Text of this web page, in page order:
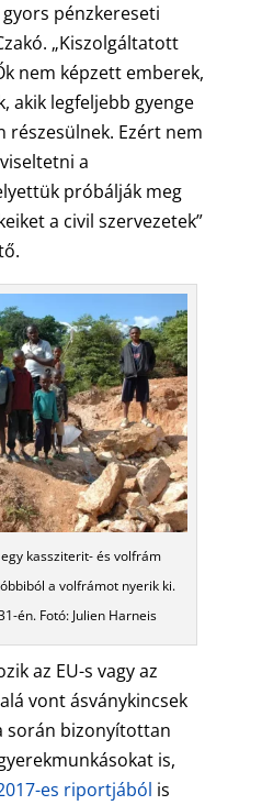
pénzkereseti
„Kiszolgáltatott
nem képzett emberek,
akik legfeljebb gyenge
Ezért nem
a
próbálják meg
a civil szervezetek”
kassziterit- és volfrám
a volfrámot nyerik ki.
én. Fotó: Julien Harneis
az EU-s vagy az
vont ásványkincsek
során bizonyítottan
is,
es riportjából is